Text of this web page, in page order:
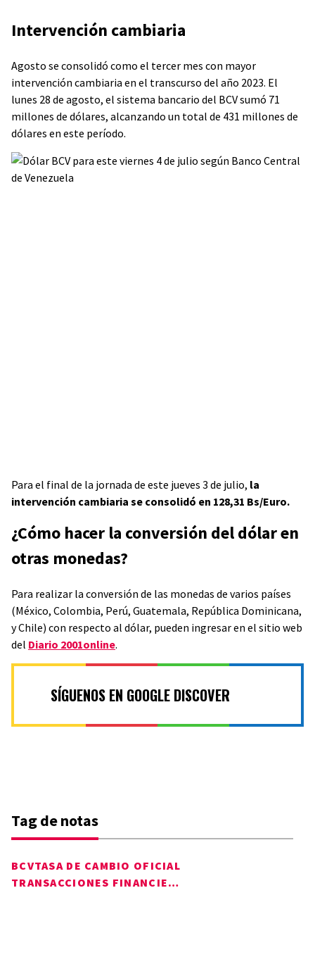
Intervención cambiaria
Agosto se consolidó como el tercer mes con mayor
intervención cambiaria en el transcurso del año 2023. El
lunes 28 de agosto, el sistema bancario del BCV sumó 71
millones de dólares, alcanzando un total de 431 millones de
dólares en este período.
Para el final de la jornada de este jueves 3 de julio, la
intervención cambiaria se consolidó en 128,31 Bs/Euro.
¿Cómo hacer la conversión del dólar en
otras monedas?
Para realizar la conversión de las monedas de varios países
(México, Colombia, Perú, Guatemala, República Dominicana,
y Chile) con respecto al dólar, pueden ingresar en el sitio web
del Diario 2001online.
SÍGUENOS EN GOOGLE DISCOVER
Tag de notas
BCVTASA DE CAMBIO OFICIAL
TRANSACCIONES FINANCIERAS